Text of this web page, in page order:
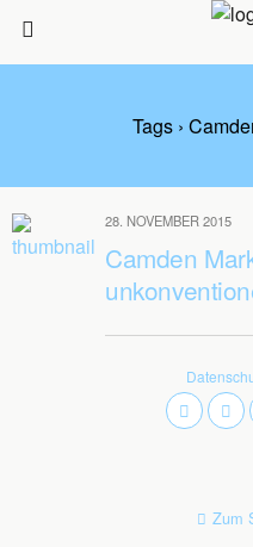
Tags ›
28. NOVEMBER 2015
Camden
Zum